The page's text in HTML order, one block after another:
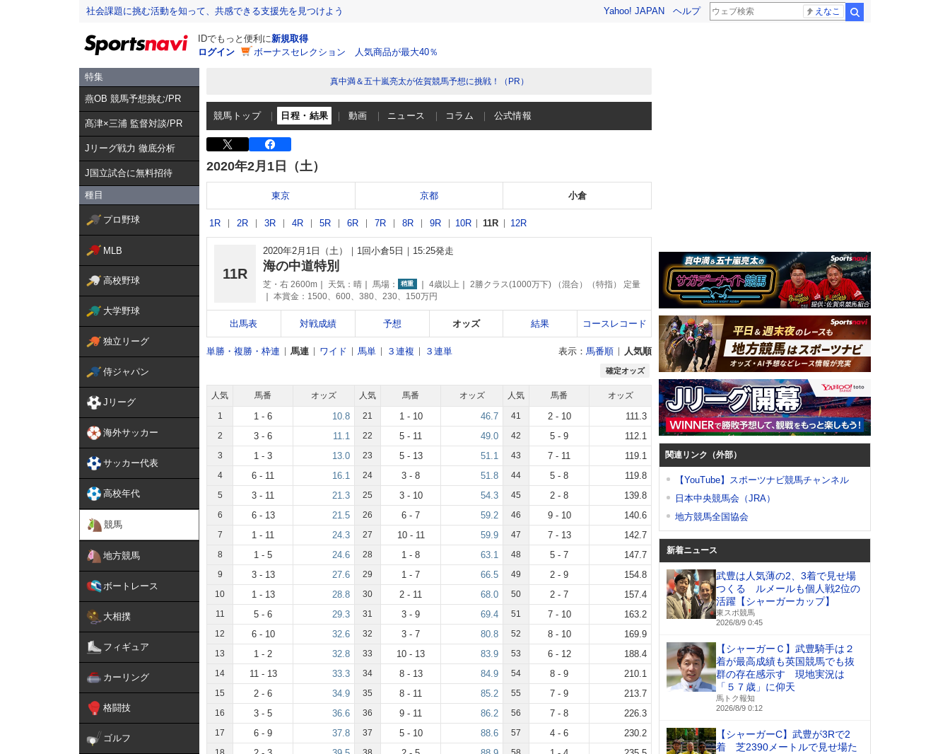
社会課題に挑む活動を知って、共感できる支援先を見つけよう Yahoo! JAPAN ヘルプ えなこ
IDでもっと便利に新規取得
ログイン
ボーナスセレクション 人気商品が最大40％
特集
燕OB 競馬予想挑む/PR
髙津×三浦 監督対談/PR
Jリーグ戦力 徹底分析
J国立試合に無料招待
種目
プロ野球
MLB
高校野球
大学野球
独立リーグ
侍ジャパン
Jリーグ
海外サッカー
サッカー代表
高校年代
競馬
地方競馬
ボートレース
大相撲
フィギュア
カーリング
格闘技
ゴルフ
真中満＆五十嵐亮太が佐賀競馬予想に挑戦！（PR）
競馬トップ 日程・結果 動画 ニュース コラム 公式情報
2020年2月1日（土）
東京 京都 小倉
1R 2R 3R 4R 5R 6R 7R 8R 9R 10R 11R 12R
11R
2020年2月1日（土） 1回小倉5日 15:25発走
海の中道特別
芝・右 2600m 天気： 晴 馬場： 稍重 4歳以上
2勝クラス(1000万下) （混合）（特指） 定量
本賞金：1500、600、380、230、150万円
出馬表 対戦成績 予想 オッズ 結果 コースレコード
単勝・複勝・枠連 馬連 ワイド 馬単 ３連複 ３連単 表示： 馬番順 人気順
確定オッズ
人気 馬番 オッズ
1 1 - 6 10.8
2 3 - 6 11.1
3 1 - 3 13.0
4 6 - 11 16.1
5 3 - 11 21.3
6 6 - 13 21.5
7 1 - 11 24.3
8 1 - 5 24.6
9 3 - 13 27.6
10 1 - 13 28.8
11 5 - 6 29.3
12 6 - 10 32.6
13 1 - 2 32.8
14 11 - 13 33.3
15 2 - 6 34.9
16 3 - 5 36.6
17 6 - 9 37.8
人気 馬番 オッズ
21 1 - 10 46.7
22 5 - 11 49.0
23 5 - 13 51.1
24 3 - 8 51.8
25 3 - 10 54.3
26 6 - 7 59.2
27 10 - 11 59.9
28 1 - 8 63.1
29 1 - 7 66.5
30 2 - 11 68.0
31 3 - 9 69.4
32 3 - 7 80.8
33 10 - 13 83.9
34 8 - 13 84.9
35 8 - 11 85.2
36 9 - 11 86.2
37 5 - 10 88.6
人気 馬番 オッズ
41 2 - 10 111.3
42 5 - 9 112.1
43 7 - 11 119.1
44 5 - 8 119.8
45 2 - 8 139.8
46 9 - 10 140.6
47 7 - 13 142.7
48 5 - 7 147.7
49 2 - 9 154.8
50 2 - 7 157.4
51 7 - 10 163.2
52 8 - 10 169.9
53 6 - 12 188.4
54 8 - 9 210.1
55 7 - 9 213.7
56 7 - 8 226.3
57 4 - 6 230.2
関連リンク（外部）
【YouTube】スポーツナビ競馬チャンネル
日本中央競馬会（JRA）
地方競馬全国協会
新着ニュース
武豊は人気薄の2、3着で見せ場
つくる ルメールも個人戦2位の
活躍【シャーガーカップ】
東スポ競馬
2026/8/9 0:45
【シャーガーＣ】武豊騎手は２
着が最高成績も英国競馬でも抜
群の存在感示す 現地実況は
「５７歳」に仰天
馬トク報知
2026/8/9 0:12
【シャーガーC】武豊が3Rで2
着 芝2390メートルで見せ場た